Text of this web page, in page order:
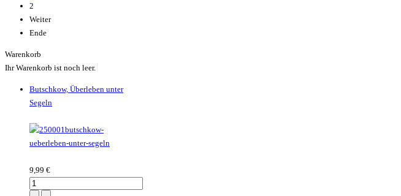
2
Weiter
Ende
Warenkorb
Ihr Warenkorb ist noch leer.
Butschkow, Überleben unter
Segeln
9,99 €